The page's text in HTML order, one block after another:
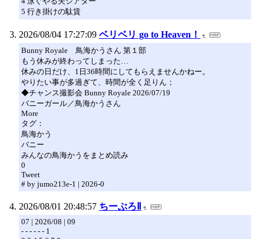
5 行き掛けの駄賃
2026/08/04 17:27:09 ベリベリ go to Heaven！
Bunny Royale 鳥海かうさん 第１部
もう休みが終わってしまった…
休みの日だけ、1日36時間にしてもらえませんかねー。
やりたい事が多過ぎて、時間が全く足りん；
◆チャンス撮影会 Bunny Royale 2026/07/19
バニーガール／鳥海かうさん
More
タグ：
鳥海かう
バニー
みんなの鳥海かうをまとめ読み
0
Tweet
# by jumo213e-1 | 2026-0
2026/08/01 20:48:57 ちーぶろⅡ
07 | 2026/08 | 09
- - - - - - 1